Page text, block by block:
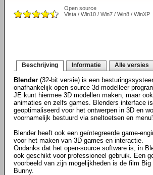
Open source
Vista / Win10 / Win7 / Win8 / WinXP
Beschrijving Informatie Alle versies
Blender (32-bit versie) is een
onafhankelijk open-source 3d modelleer
JE kunt hiermee 3D modellen maken, maar
animaties en zelfs games. Blenders interface is
geoptimaliseerd voor het ontwerpen in 3D en
voornamelijk bestuurd via sneltoetsen en
Blender heeft ook een geïntegreerde game-
voor het maken van 3D games en interactie.
Ondanks dat het open-source software is, in
ook geschikt voor professioneel gebruik. Een
voorbeeld van zijn mogelijkheden is de film Big
Bunny.